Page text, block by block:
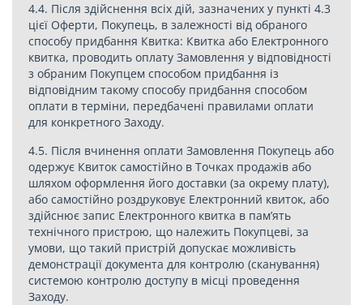
4.4. Після здійснення всіх дій, зазначених у пункті 4.3
цієї Оферти, Покупець, в залежності від обраного
способу придбання Квитка: Квитка або Електронного
квитка, проводить оплату Замовлення у відповідності
з обраним Покупцем способом придбання із
відповідним такому способу придбання способом
оплати в терміни, передбачені правилами оплати
для конкретного Заходу.
4.5. Після вчинення оплати Замовлення Покупець або
одержує Квиток самостійно в Точках продажів або
шляхом оформлення його доставки (за окрему плату),
або самостійно роздруковує Електронний квиток, або
здійснює запис Електронного квитка в пам’ять
технічного пристрою, що належить Покупцеві, за
умови, що такий пристрій допускає можливість
демонстрації документа для контролю (сканування)
системою контролю доступу в місці проведення
Заходу.